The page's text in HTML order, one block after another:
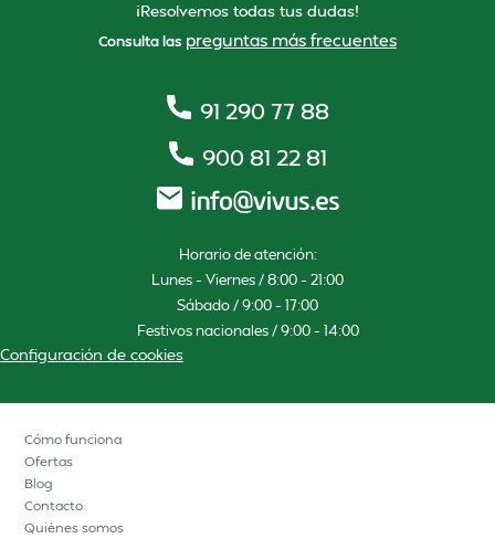
¡Resolvemos todas tus dudas!
Consulta las preguntas más frecuentes
91 290 77 88
900 81 22 81
Horario de atención:
Lunes – Viernes / 8:00 – 21:00
Sábado / 9:00 – 17:00
Festivos nacionales / 9:00 – 14:00
Configuración de cookies
Cómo funciona
Ofertas
Blog
Contacto
Quiénes somos